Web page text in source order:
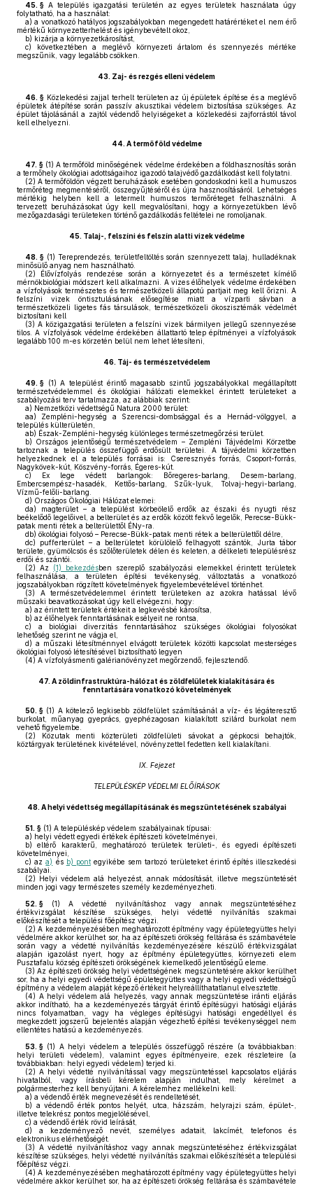
45. § A település igazgatási területén az egyes területek használata úgy
folytatható, ha a használat:
a) a vonatkozó hatályos jogszabályokban megengedett határértéket el nem érő
mértékű környezetterhelést és igénybevételt okoz,
b) kizárja a környezetkárosítást,
c) következtében a meglévő környezeti ártalom és szennyezés mértéke
megszűnik, vagy legalább csökken.
43. Zaj- és rezgés elleni védelem
46. § Közlekedési zajjal terhelt területen az új épületek építése és a meglévő
épületek átépítése során passzív akusztikai védelem biztosítása szükséges. Az
épület tájolásánál a zajtól védendő helyiségeket a közlekedési zajforrástól távol
kell elhelyezni.
44. A termőföld védelme
47. § (1) A termőföld minőségének védelme érdekében a földhasznosítás során
a termőhely ökológiai adottságaihoz igazodó talajvédő gazdálkodást kell folytatni.
(2) A termőföldön végzett beruházások esetében gondoskodni kell a humuszos
termőréteg megmentéséről, összegyűjtéséről és újra hasznosításáról. Lehetséges
mértékig helyben kell a letermelt humuszos termőréteget felhasználni. A
tervezett beruházásokat úgy kell megvalósítani, hogy a környezetükben lévő
mezőgazdasági területeken történő gazdálkodás feltételei ne romoljanak.
45. Talaj-, felszíni és felszín alatti vizek védelme
48. § (1) Tereprendezés, területfeltöltés során szennyezett talaj, hulladéknak
minősülő anyag nem használható.
(2) Élővízfolyás rendezése során a környezetet és a természetet kímélő
mérnökbiológiai módszert kell alkalmazni. A vizes élőhelyek védelme érdekében
a vízfolyások természetes és természetközeli állapotú partjait meg kell őrizni. A
felszíni vizek öntisztulásának elősegítése miatt a vízparti sávban a
természetközeli ligetes fás társulások, természetközeli ökoszisztémák védelmét
biztosítani kell
(3) A közigazgatási területen a felszíni vizek bármilyen jellegű szennyezése
tilos. A vízfolyások védelme érdekében állattartó telep építményei a vízfolyások
legalább 100 m-es körzetén belül nem lehet létesíteni,
46. Táj- és természetvédelem
49. § (1) A települést érintő magasabb szintű jogszabályokkal megállapított
természetvédelemmel és ökológiai hálózati elemekkel érintett területeket a
szabályozási terv tartalmazza, az alábbiak szerint:
a) Nemzetközi védettségű Natura 2000 terület:
aa) Zempléni-hegység a Szerencsi-dombsággal és a Hernád-völggyel, a
település külterületén,
ab) Észak-Zempléni-hegység különleges természetmegőrzési terület.
b) Országos jelentőségű természetvédelem – Zempléni Tájvédelmi Körzetbe
tartoznak a település összefüggő erdősült területei. A tájvédelmi körzetben
helyezkednek el a település forrásai is: Cseresznyés forrás, Csoport-forrás,
Nagykövek-kút, Köszvény-forrás, Égeres-kút.
c) Ex lege védett barlangok: Bőregeres-barlang, Desem-barlang,
Embercsempész-hasadék, Kettős-barlang, Szűk-lyuk, Tolvaj-hegyi-barlang,
Vízmű-felőli-barlang.
d) Országos Ökológiai Hálózat elemei:
da) magterület – a települést körbeölelő erdők az északi és nyugti rész
beékelődő legelőivel, a belterület és az erdők között fekvő legelők, Perecse-Bükk-
patak menti rétek a belterülettől ÉNy-ra.
db) ökológiai folyosó – Perecse-Bükk-patak menti rétek a belterülettől délre,
dc) pufferterület – a belterületet körülölelő felhagyott szántók, Jurta tábor
területe, gyümölcsös és szőlőterületek délen és keleten, a délkeleti településrész
erdői és szántói.
(2) Az (1) bekezdésben szereplő szabályozási elemekkel érintett területek
felhasználása, a területen építési tevékenység, változtatás a vonatkozó
jogszabályokban rögzített követelmények figyelembevételével történhet.
(3) A természetvédelemmel érintett területeken az azokra hatással lévő
műszaki beavatkozásokat úgy kell elvégezni, hogy:
a) az érintett területek értékeit a legkevésbé károsítsa,
b) az élőhelyek fenntartásának esélyeit ne rontsa,
c) a biológiai diverzitás fenntartásához szükséges ökológiai folyosókat
lehetőség szerint ne vágja el,
d) a műszaki létesítménnyel elvágott területek közötti kapcsolat mesterséges
ökológiai folyosó létesítésével biztosítható legyen
(4) A vízfolyásmenti galérianövényzet megőrzendő, fejlesztendő.
47. A zöldinfrastruktúra-hálózat és zöldfelületek kialakítására és
fenntartására vonatkozó követelmények
50. § (1) A kötelező legkisebb zöldfelület számításánál a víz- és légáteresztő
burkolat, műanyag gyeprács, gyephézagosan kialakított szilárd burkolat nem
vehető figyelembe.
(2) Közutak menti közterületi zöldfelületi sávokat a gépkocsi behajtók,
köztárgyak területének kivételével, növényzettel fedetten kell kialakítani.
IX. Fejezet
TELEPÜLÉSKÉP VÉDELMI ELŐÍRÁSOK
48. A helyi védettség megállapításának és megszüntetésének szabályai
51. § (1) A településkép védelem szabályainak típusai:
a) helyi védett egyedi értékek építészeti követelményei,
b) eltérő karakterű, meghatározó területek területi-, és egyedi építészeti
követelményei,
c) aza) és b) pontegyikébe sem tartozó területeket érintő építés illeszkedési
szabályai.
(2) Helyi védelem alá helyezést, annak módosítását, illetve megszüntetését
minden jogi vagy természetes személy kezdeményezheti.
52. § (1) A védetté nyilvánításhoz vagy annak megszüntetéséhez
értékvizsgálat készítése szükséges, helyi védetté nyilvánítás szakmai
előkészítését a települési főépítész végzi.
(2) A kezdeményezésében meghatározott építmény vagy épületegyüttes helyi
védelmére akkor kerülhet sor, ha az építészeti örökség feltárása és számbavétele
során vagy a védetté nyilvánítás kezdeményezésére készülő értékvizsgálat
alapján igazolást nyert, hogy az építmény épületegyüttes, környezeti elem
Pusztafalu község építészeti örökségének kiemelkedő jelentőségű eleme.
(3) Az építészeti örökség helyi védettségének megszüntetésére akkor kerülhet
sor, ha a helyi egyedi védettségű épületegyüttes vagy a helyi egyedi védettségű
építmény a védelem alapját képező értékeit helyreállíthatatlanul elvesztette.
(4) A helyi védelem alá helyezés, vagy annak megszüntetése iránti eljárás
akkor indítható, ha a kezdeményezés tárgyát érintő építésügyi hatósági eljárás
nincs folyamatban, vagy ha végleges építésügyi hatósági engedéllyel és
megkezdett jogszerű bejelentés alapján végezhető építési tevékenységgel nem
ellentétes hatású a kezdeményezés.
53. § (1) A helyi védelem a település összefüggő részére (a továbbiakban:
helyi területi védelem), valamint egyes építményeire, ezek részleteire (a
továbbiakban: helyi egyedi védelem) terjed ki.
(2) A helyi védetté nyilvánítással vagy megszüntetéssel kapcsolatos eljárás
hivatalból, vagy írásbeli kérelem alapján indulhat, mely kérelmet a
polgármesterhez kell benyújtani. A kérelemhez mellékelni kell:
a) a védendő érték megnevezését és rendeltetését,
b) a védendő érték pontos helyét, utca, házszám, helyrajzi szám, épület-,
illetve telekrész pontos megjelölésével,
c) a védendő érték rövid leírását,
d) a kezdeményező nevét, személyes adatait, lakcímét, telefonos és
elektronikus elérhetőségét.
(3) A védetté nyilvánításhoz vagy annak megszüntetéséhez értékvizsgálat
készítése szükséges, helyi védetté nyilvánítás szakmai előkészítését a települési
főépítész végzi.
(4) A kezdeményezésében meghatározott építmény vagy épületegyüttes helyi
védelmére akkor kerülhet sor, ha az építészeti örökség feltárása és számbavétele